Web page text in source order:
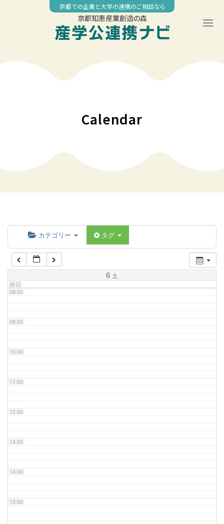
京都での企業と大学の連携のご相談なら
京都知恵産業創造の森
Calendar
カテゴリー タグ
6 土
終日
04:00
07:00
08:00
09:00
10:00
11:00
12:00
13:00
14:00
15:00